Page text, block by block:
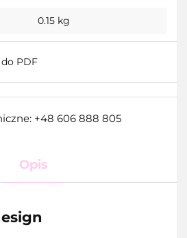
0.15 kg
PDF
+48 606 888 805
Opis